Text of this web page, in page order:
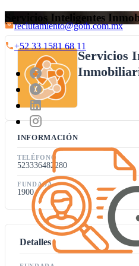
reclutamiento@goth.com.mx
+52 33 1581 68 11
Servicios Inteligentes
Detalles
Servicios
INFORMACIÓN
TELÉFONO
523336482280
FUNDADA
1900